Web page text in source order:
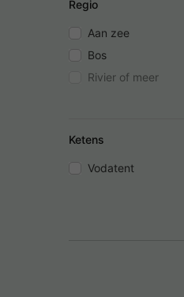
Regio
Aan zee
Bos
Rivier of meer
Ketens
Vodatent